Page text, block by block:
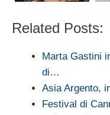
Related Posts:
Marta Gastini
di…
Asia Argento,
Festival di